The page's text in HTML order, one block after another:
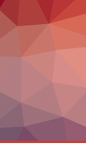
Skip
to
content